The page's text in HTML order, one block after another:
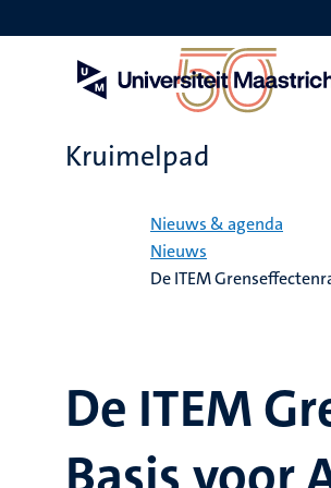
en
Kruimelpad
Nieuws & agenda
Nieuws
De ITEM
De ITEM